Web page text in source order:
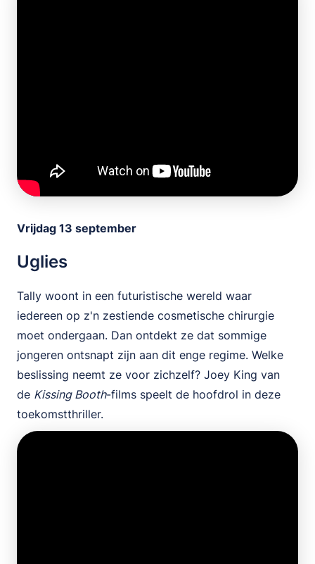
Vrijdag 13 september
Uglies
Tally woont in een futuristische wereld waar
iedereen op z'n zestiende cosmetische chirurgie
moet ondergaan. Dan ontdekt ze dat sommige
jongeren ontsnapt zijn aan dit enge regime. Welke
beslissing neemt ze voor zichzelf? Joey King van
de Kissing Booth-films speelt de hoofdrol in deze
toekomstthriller.